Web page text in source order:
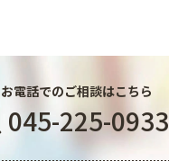
お電話でのご相談はこちら
045-225-0933